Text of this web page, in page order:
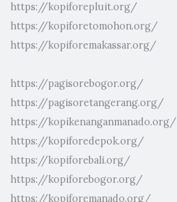
https://kopiforepluit.org/
https://kopiforetomohon.org/
https://kopiforemakassar.org/
https://pagisorebogor.org/
https://pagisoretangerang.org/
https://kopikenanganmanado.org/
https://kopiforedepok.org/
https://kopiforebali.org/
https://kopiforebogor.org/
https://kopiforemanado.org/